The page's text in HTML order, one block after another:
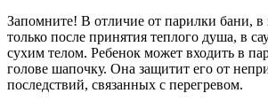
Запомните! В отличие от парилки бани, в
только после принятия теплого душа, в
сухим телом. Ребенок может входить в
голове шапочку. Она защитит его от
последствий, связанных с перегревом.